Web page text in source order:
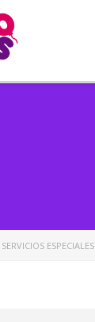
SERVICIOS ESPECIALES